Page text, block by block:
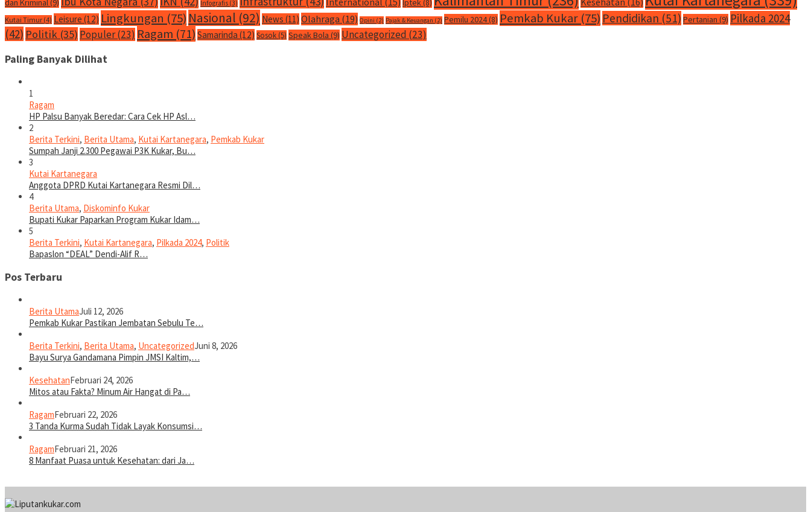
dan Kriminal(9) Infografis (3) Iptek(8)
Kutai Timur (4) Leisure (12) Lingkungan (75) Nasional (92) News (11) Olahraga (19) Opini (2) Pajak & Keuangan (2) Pemilu 2024(8) Pemkab Kukar (75) Pendidikan (51) Pertanian (9) Pilkada 2024
(42) Politik (35) Populer(23) Ragam (71) Samarinda (12) Sosok(5) Speak Bola (9) Uncategorized (23)
Paling Banyak Dilihat
1
Ragam
HP Palsu Banyak Beredar: Cara Cek HP Asl…
2
Berita Terkini, Berita Utama, Kutai Kartanegara, Pemkab Kukar
Sumpah Janji 2.300 Pegawai P3K Kukar, Bu…
3
Kutai Kartanegara
Anggota DPRD Kutai Kartanegara Resmi Dil…
4
Berita Utama, Diskominfo Kukar
Bupati Kukar Paparkan Program Kukar Idam…
5
Berita Terkini, Kutai Kartanegara, Pilkada 2024, Politik
Bapaslon “DEAL” Dendi-Alif R…
Pos Terbaru
Berita UtamaJuli 12, 2026
Pemkab Kukar Pastikan Jembatan Sebulu Te…
Berita Terkini, Berita Utama, UncategorizedJuni 8, 2026
Bayu Surya Gandamana Pimpin JMSI Kaltim,…
KesehatanFebruari 24, 2026
Mitos atau Fakta? Minum Air Hangat di Pa…
RagamFebruari 22, 2026
3 Tanda Kurma Sudah Tidak Layak Konsumsi…
RagamFebruari 21, 2026
8 Manfaat Puasa untuk Kesehatan: dari Ja…